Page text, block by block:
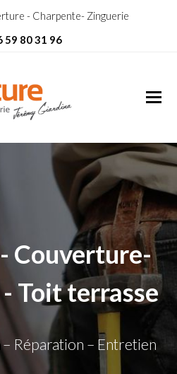
- Charpente- Zinguerie
59 80 31 96
Couverture-
Toit terrasse
Réparation – Entretien